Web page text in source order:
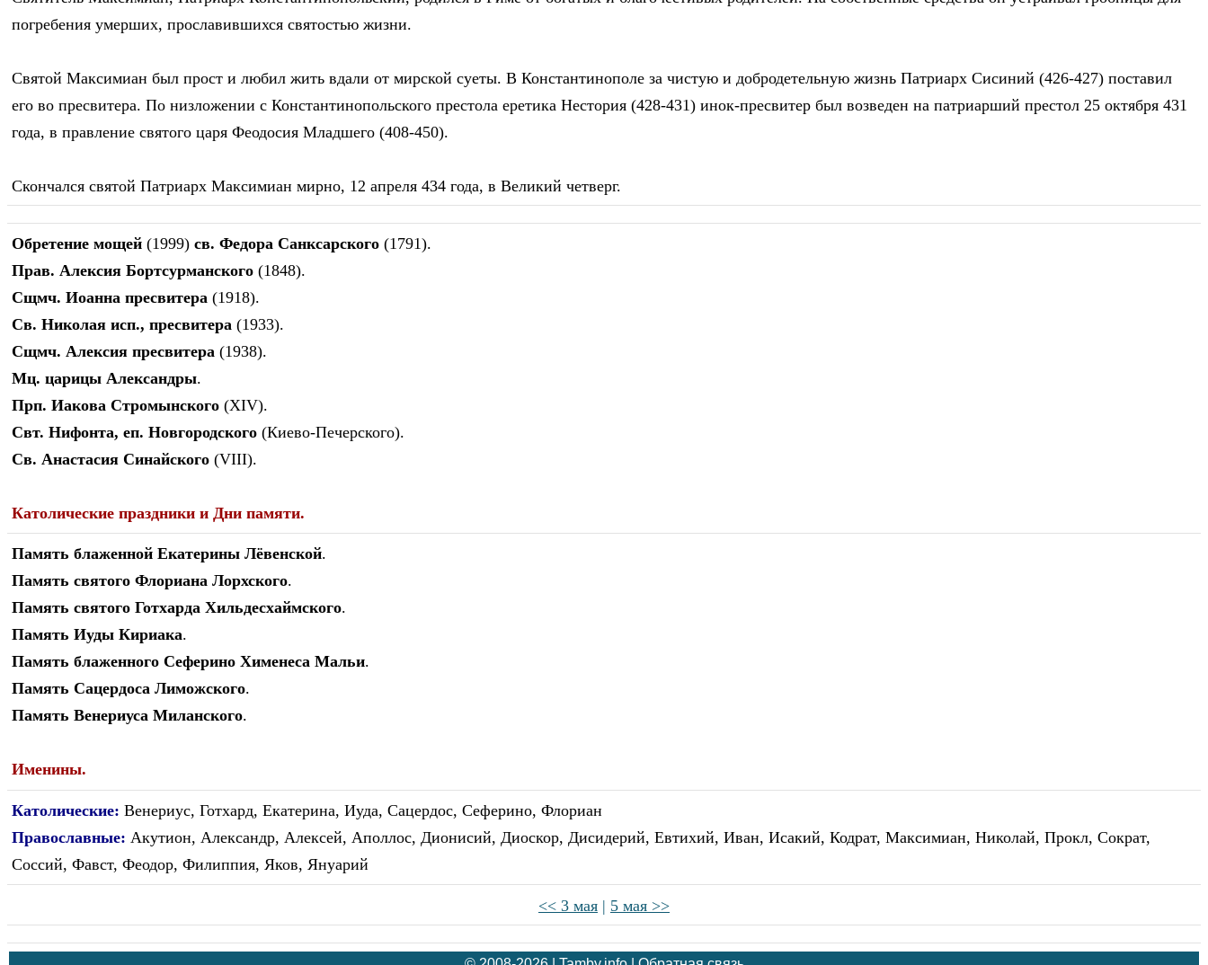
погребения умерших, прославившихся святостью жизни.
Святой Максимиан был прост и любил жить вдали от мирской суеты. В Константинополе за чистую и добродетельную жизнь Патриарх Сисиний (426-427) поставил
его во пресвитера. По низложении с Константинопольского престола еретика Нестория (428-431) инок-пресвитер был возведен на патриарший престол 25 октября 431
года, в правление святого царя Феодосия Младшего (408-450).
Скончался святой Патриарх Максимиан мирно, 12 апреля 434 года, в Великий четверг.
Обретение мощей (1999) св. Федора Санксарского (1791).
Прав. Алексия Бортсурманского (1848).
Сщмч. Иоанна пресвитера (1918).
Св. Николая исп., пресвитера (1933).
Сщмч. Алексия пресвитера (1938).
Мц. царицы Александры.
Прп. Иакова Стромынского (XIV).
Свт. Нифонта, еп. Новгородского (Киево-Печерского).
Св. Анастасия Синайского (VIII).
Католические праздники и Дни памяти.
Память блаженной Екатерины Лёвенской.
Память святого Флориана Лорхского.
Память святого Готхарда Хильдесхаймского.
Память Иуды Кириака.
Память блаженного Сеферино Хименеса Мальи.
Память Сацердоса Лиможского.
Память Венериуса Миланского.
Именины.
Католические: Венериус, Готхард, Екатерина, Иуда, Сацердос, Сеферино, Флориан
Православные: Акутион, Александр, Алексей, Аполлос, Дионисий, Диоскор, Дисидерий, Евтихий, Иван, Исакий, Кодрат, Максимиан, Николай, Прокл, Сократ,
Соссий, Фавст, Феодор, Филиппия, Яков, Януарий
<< 3 мая | 5 мая >>